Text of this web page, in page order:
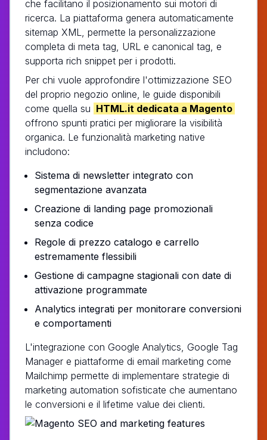
che facilitano il posizionamento sui motori di
ricerca. La piattaforma genera automaticamente
sitemap XML, permette la personalizzazione
completa di meta tag, URL e canonical tag, e
supporta rich snippet per i prodotti.
Per chi vuole approfondire l'ottimizzazione SEO
del proprio negozio online, le guide disponibili
come quella su HTML.it dedicata a Magento
offrono spunti pratici per migliorare la visibilità
organica. Le funzionalità marketing native
includono:
Sistema di newsletter integrato con
segmentazione avanzata
Creazione di landing page promozionali
senza codice
Regole di prezzo catalogo e carrello
estremamente flessibili
Gestione di campagne stagionali con date di
attivazione programmate
Analytics integrati per monitorare conversioni
e comportamenti
L'integrazione con Google Analytics, Google Tag
Manager e piattaforme di email marketing come
Mailchimp permette di implementare strategie di
marketing automation sofisticate che aumentano
le conversioni e il lifetime value dei clienti.